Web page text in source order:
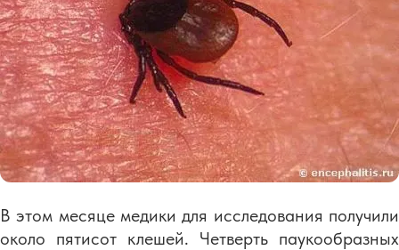
В этом месяце медики для исследования получили
около пятисот клешей. Четверть паукообразных